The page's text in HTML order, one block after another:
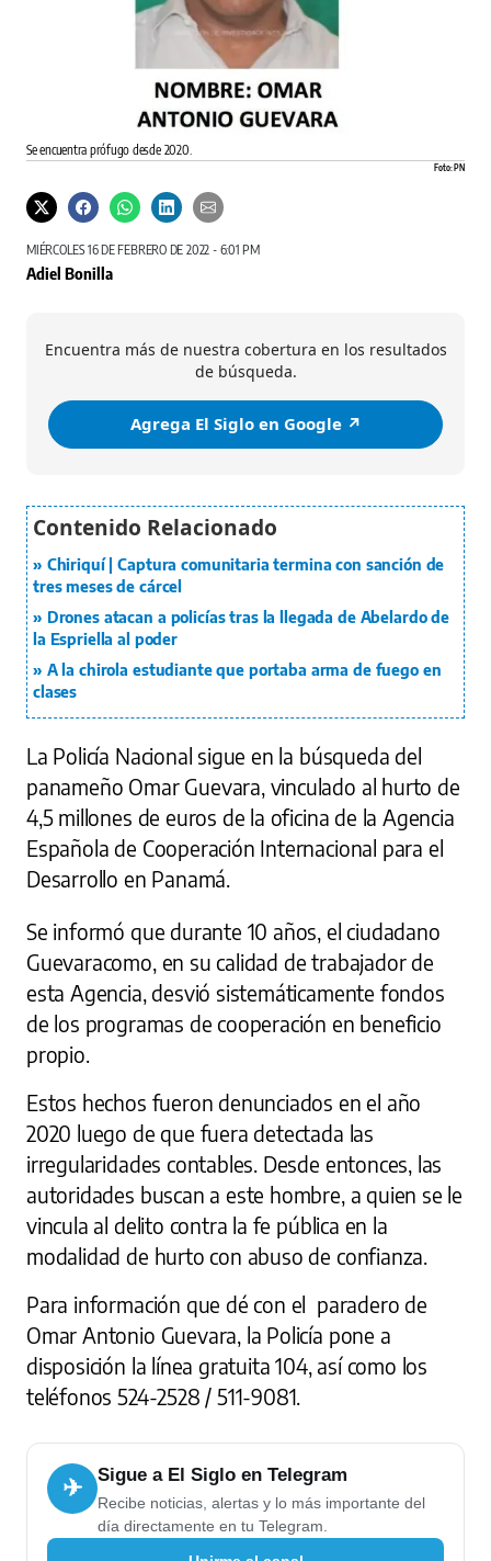
Se encuentra prófugo desde 2020.
Foto: PN
MIÉRCOLES 16 DE FEBRERO DE 2022 - 6:01 PM
Adiel Bonilla
Encuentra más de nuestra cobertura en los resultados
de búsqueda.
Agrega El Siglo en Google ↗️
Chiriquí | Captura comunitaria termina con sanción de
tres meses de cárcel
Drones atacan a policías tras la llegada de Abelardo de
la Espriella al poder
A la chirola estudiante que portaba arma de fuego en
clases
La Policía Nacional sigue en la búsqueda del
panameño Omar Guevara, vinculado al hurto de
4,5 millones de euros de la oficina de la Agencia
Española de Cooperación Internacional para el
Desarrollo en Panamá.
Se informó que durante 10 años, el ciudadano
Guevaracomo, en su calidad de trabajador de
esta Agencia, desvió sistemáticamente fondos
de los programas de cooperación en beneficio
propio.
Estos hechos fueron denunciados en el año
2020 luego de que fuera detectada las
irregularidades contables. Desde entonces, las
autoridades buscan a este hombre, a quien se le
vincula al delito contra la fe pública en la
modalidad de hurto con abuso de confianza.
Para información que dé con el paradero de
Omar Antonio Guevara, la Policía pone a
disposición la línea gratuita 104, así como los
teléfonos 524-2528 / 511-9081.
✈ Sigue a El Siglo en Telegram
Recibe noticias, alertas y lo más importante del
día directamente en tu Telegram.